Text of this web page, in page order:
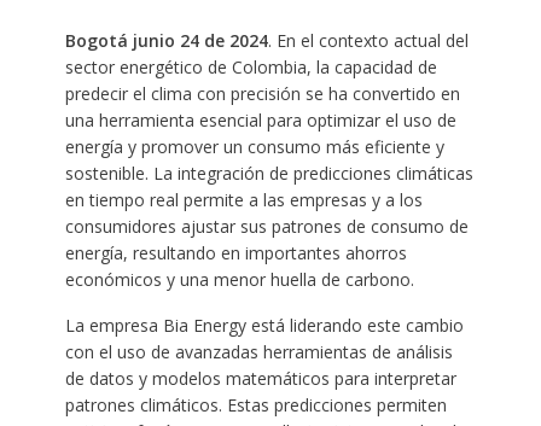
Bogotá junio 24 de 2024. En el contexto actual del
sector energético de Colombia, la capacidad de
predecir el clima con precisión se ha convertido en
una herramienta esencial para optimizar el uso de
energía y promover un consumo más eficiente y
sostenible. La integración de predicciones climáticas
en tiempo real permite a las empresas y a los
consumidores ajustar sus patrones de consumo de
energía, resultando en importantes ahorros
económicos y una menor huella de carbono.
La empresa Bia Energy está liderando este cambio
con el uso de avanzadas herramientas de análisis
de datos y modelos matemáticos para interpretar
patrones climáticos. Estas predicciones permiten